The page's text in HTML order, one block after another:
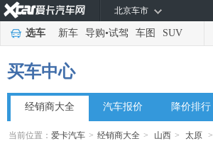
北京车市
选车 新车 导购•试驾 车图 SUV
买车中心
经销商大全 汽车报价 降价排行
当前位置：爱卡汽车 > 经销商大全 > 山西 > 太原 >